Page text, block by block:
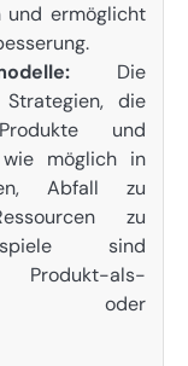
und ermöglicht
Die
die
und
möglich in
Abfall zu
zu
sind
als-
oder